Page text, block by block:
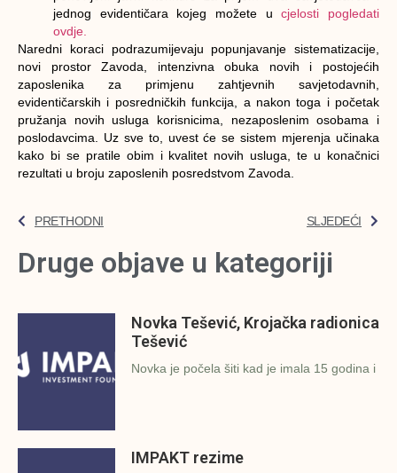
jednog evidentičara kojeg možete ucjelosti pogledati
ovdje.
Naredni koraci podrazumijevaju popunjavanje sistematizacije,
novi prostor Zavoda, intenzivna obuka novih i postojećih
zaposlenika za primjenu zahtjevnih savjetodavnih,
evidentičarskih i posredničkih funkcija, a nakon toga i početak
pružanja novih usluga korisnicima, nezaposlenim osobama i
poslodavcima. Uz sve to, uvest će se sistem mjerenja učinaka
kako bi se pratile obim i kvalitet novih usluga, te u konačnici
rezultati u broju zaposlenih posredstvom Zavoda.
PRETHODNI SLJEDEĆI
Druge objave u kategoriji
Novka Tešević, Krojačka radionica
Tešević
Novka je počela šiti kad je imala 15 godina i
IMPAKT rezime